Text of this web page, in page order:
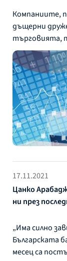
Компаниите,
дъщерни
търговията,
17.11.2021
Цанко
ни през
„Има силно
Българската
месец са